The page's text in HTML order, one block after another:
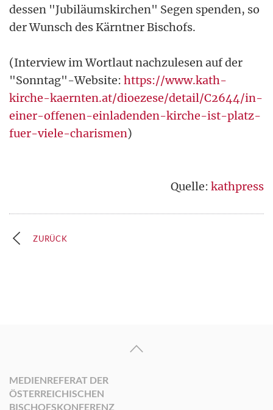
dessen "Jubiläumskirchen" Segen spenden, so
der Wunsch des Kärntner Bischofs.
(Interview im Wortlaut nachzulesen auf der
"Sonntag"-Website: https://www.kath-
kirche-kaernten.at/dioezese/detail/C2644/in-
einer-offenen-einladenden-kirche-ist-platz-
fuer-viele-charismen)
Quelle: kathpress
ZURÜCK
MEDIENREFERAT DER
ÖSTERREICHISCHEN
BISCHOFSKONFERENZ